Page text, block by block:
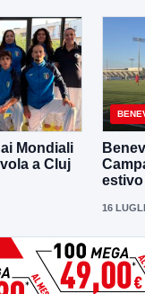
Mondiali
a Cluj
estivo
16